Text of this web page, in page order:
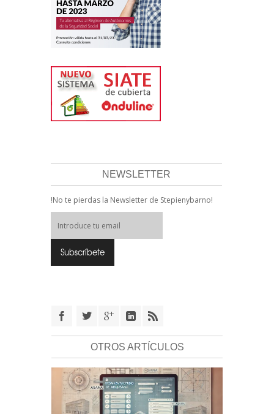
NEWSLETTER
!No te pierdas la Newsletter de Stepienybarno!
OTROS ARTÍCULOS